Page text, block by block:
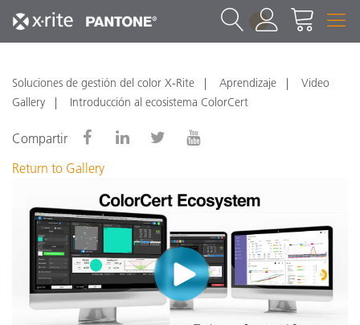
1
Soluciones de gestión del color X-Rite Aprendizaje
Video
Gallery
Introducción al ecosistema ColorCert
Compartir
Return to Gallery